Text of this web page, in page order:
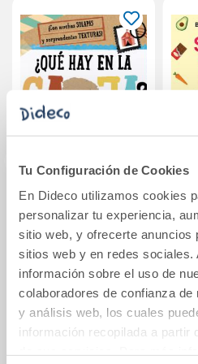
Tu Configuración de Cookies
En Dideco utilizamos cookies
personalizar tu experiencia,
sitio web, y ofrecerte anuncios
sitios web y en redes sociales.
información sobre el uso de
colaboradores de confianza
y análisis web, los cuales
información recopilada a partir
¿Qué hay en la
caja?
16,95€
Comprar